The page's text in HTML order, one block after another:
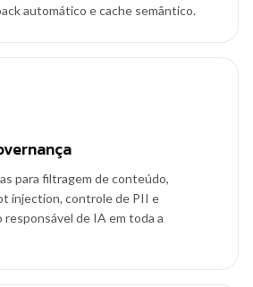
automático e cache semântico.
para filtragem de conteúdo,
injection, controle de PII e
de IA em toda a